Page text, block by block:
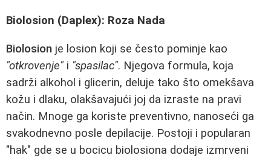
Biolosion (Daplex): Roza Nada
Biolosion je losion koji se često pominje kao
"otkrovenje" i "spasilac". Njegova formula, koja
sadrži alkohol i glicerin, deluje tako što omekšava
kožu i dlaku, olakšavajući joj da izraste na pravi
način. Mnoge ga koriste preventivno, nanoseći ga
svakodnevno posle depilacije. Postoji i popularan
"hak" gde se u bocicu biolosiona dodaje izmrveni